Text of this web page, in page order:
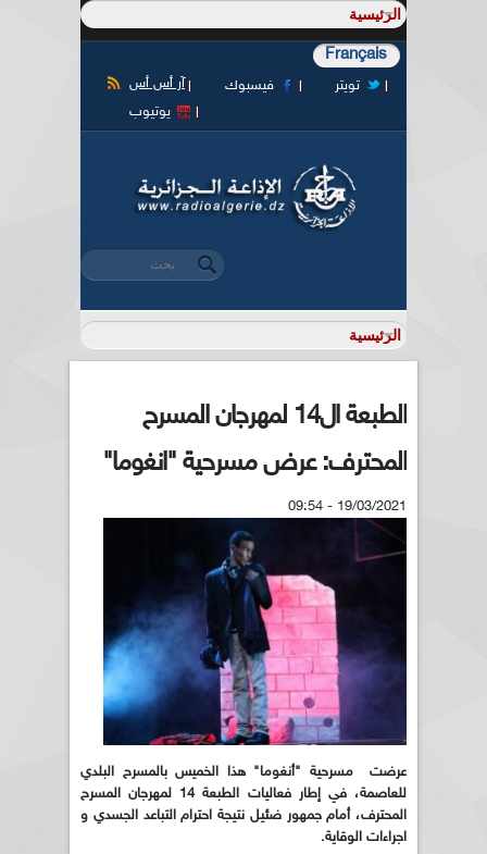
Français
آر أس أس فيسبوك
تويتر
يوتيوب
استمارة البحث
‏بحث ‏
الطبعة ال14 لمهرجان المسرح
المحترف: عرض مسرحية "انغوما"
19/03/2021 - 09:54
عرضت مسرحية "أنغوما" هذا الخميس بالمسرح البلدي
للعاصمة، في إطار فعاليات الطبعة 14 لمهرجان المسرح
المحترف، أمام جمهور ضئيل نتيجة احترام التباعد الجسدي و
اجراءات الوقاية.